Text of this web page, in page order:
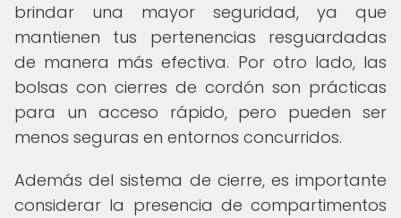
brindar una mayor seguridad, ya que
mantienen tus pertenencias resguardadas
de manera más efectiva. Por otro lado, las
bolsas con cierres de cordón son prácticas
para un acceso rápido, pero pueden ser
menos seguras en entornos concurridos.
Además del sistema de cierre, es importante
considerar la presencia de compartimentos